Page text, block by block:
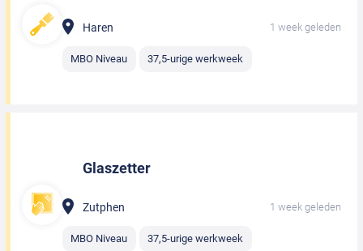
Haren 1 week geleden
MBO Niveau 37,5-urige werkweek
Glaszetter
Zutphen 1 week geleden
MBO Niveau 37,5-urige werkweek